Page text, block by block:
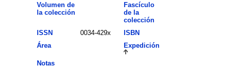
Volumen de
la colección
Fascículo
de la
colección
ISSN
0034-429x
ISBN
Área
Expedición
Notas